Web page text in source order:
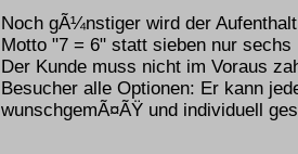
Noch gÃ¼nstiger wird der
Motto "7 = 6" statt sieben nur
Der Kunde muss nicht im Voraus
Besucher alle Optionen: Er kann
wunschgemÃ¤ÃŸ und individuell